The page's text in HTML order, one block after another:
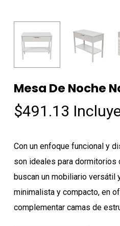
Mesa De Noche
$491.13
Con un enfoque funcional y
son ideales para dormitorios
buscan un mobiliario versátil
minimalista y compacto, en
complementar camas de